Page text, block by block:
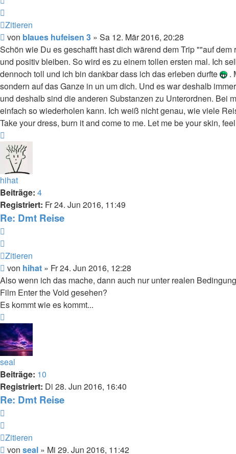
Zitieren
Beitrag
von blaues hufeisen 3 » Sa 12. Mär 2016, 20:28
Schön wie Du es geschafft hast dich wärend dem Trip ""auf
und positiv bleiben. So wird es zu einem tollen ersten mal. Ich
dennoch toll und ich bin dankbar dass ich das erleben durfte
.
sondern auf das Ganze in un um dich. Und es war deshalb
und deshalb sind die anderen Substanzen zu Unterordnen. Bei
einfach so wiederholen kann. Ich weiß nicht genau, wie viele
Take your dress, burn it and come to me. Let me be your skin,
oben
hihat
Beiträge: 4
Registriert: Fr 24. Jun 2016, 11:49
Re: Dmt Reise
Zitieren
Beitrag
von hihat » Fr 24. Jun 2016, 12:28
Also wenn ich das mache, dann auch nur unter realen
Film Enter the Void gesehen?
Es kommt wie es kommt...
oben
seal
Beiträge: 10
Registriert: Di 28. Jun 2016, 16:40
Re: Dmt Reise
Zitieren
Beitrag
von seal » Mi 29. Jun 2016, 11:42